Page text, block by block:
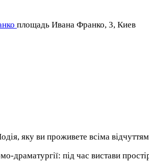
площадь Ивана Франко, 3, Киев
яку ви проживете всіма
драматургії: під час вистави